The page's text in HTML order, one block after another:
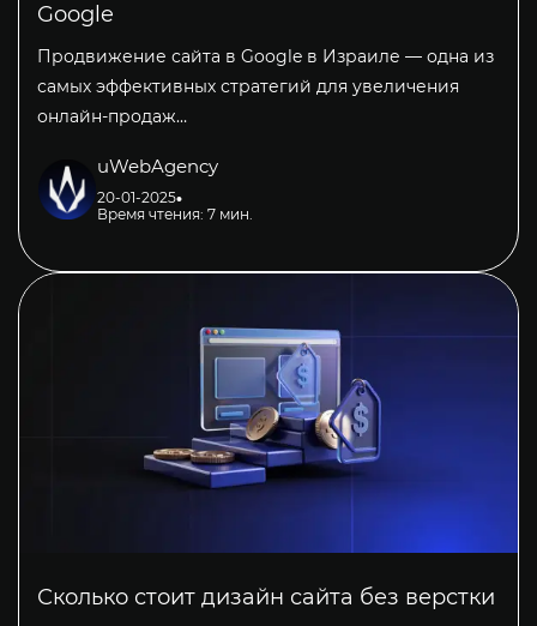
Google
Продвижение сайта в Google в Израиле — одна из
самых эффективных стратегий для увеличения
онлайн-продаж…
uWebAgency
20-01-2025
Время чтения: 7 мин.
Сколько стоит дизайн сайта без верстки